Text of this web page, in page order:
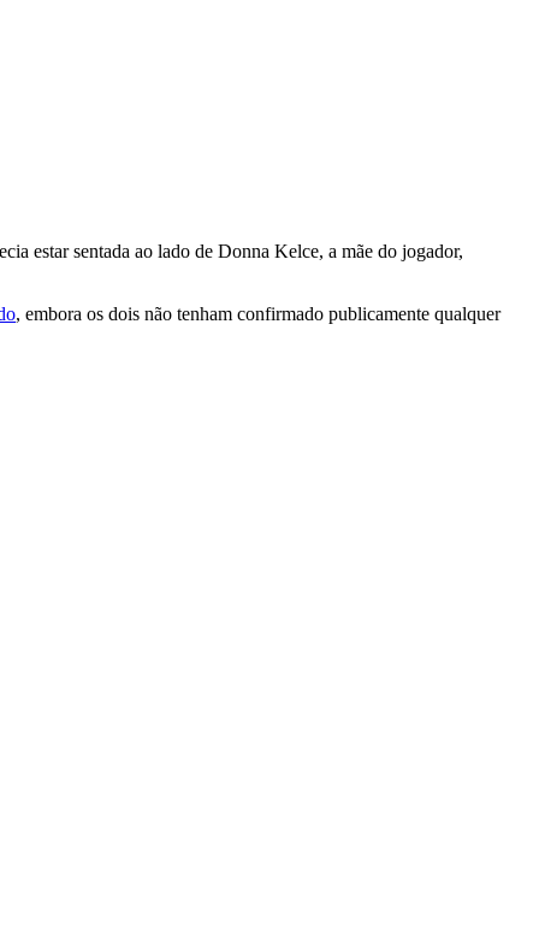
estar sentada ao lado de Donna Kelce, a mãe do jogador,
, embora os dois não tenham confirmado publicamente qualquer